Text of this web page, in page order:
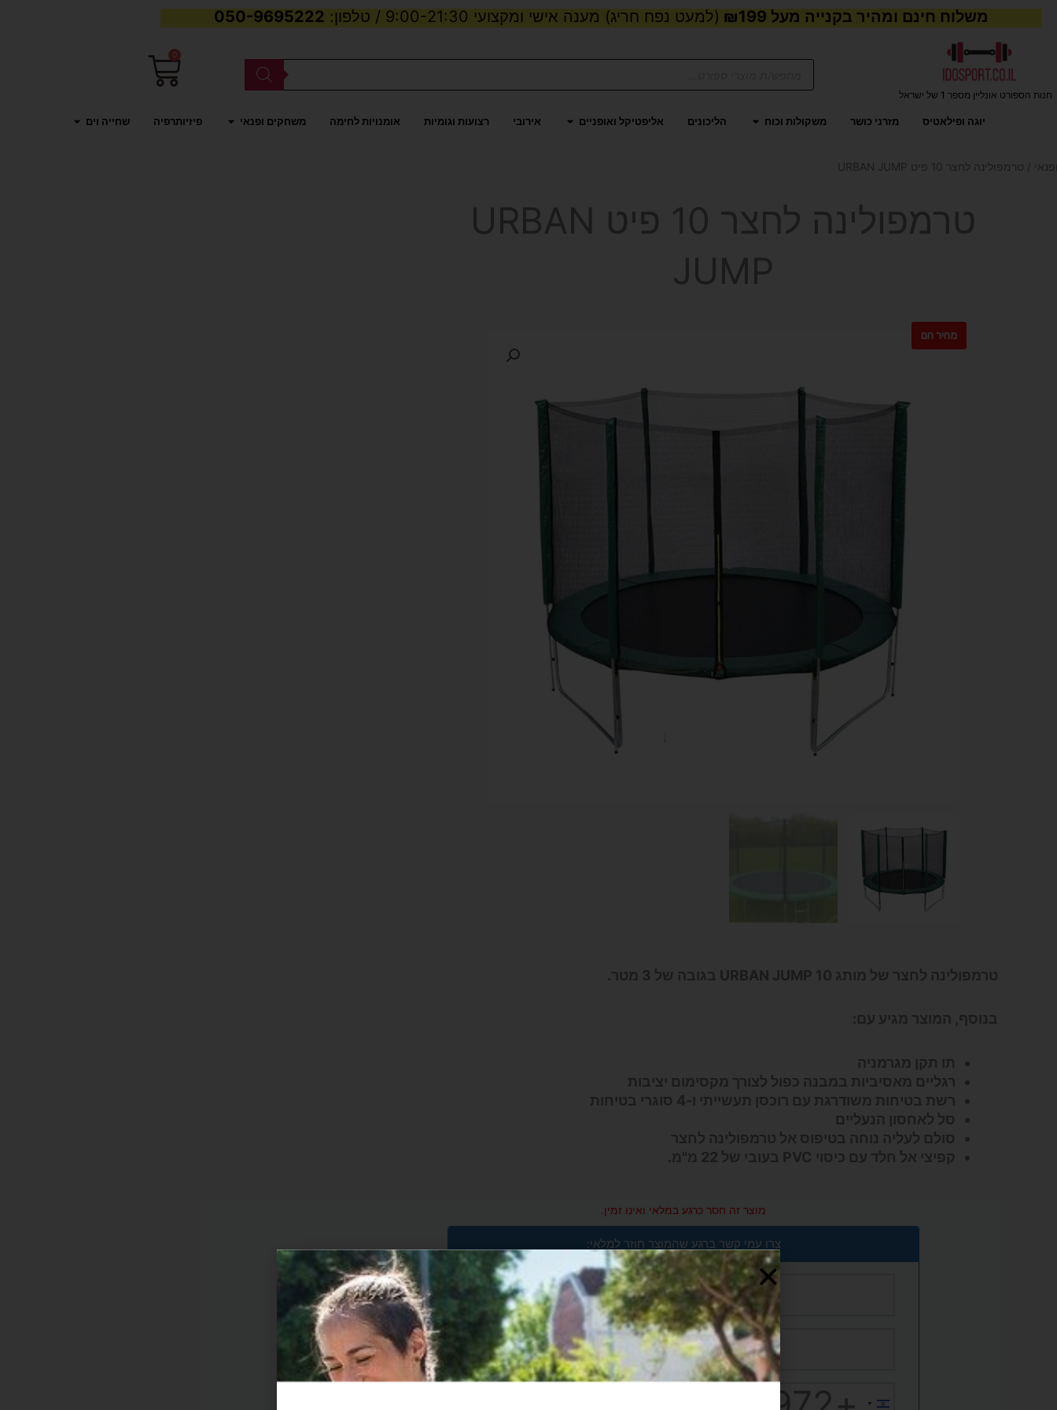
משלוח חינם ומהיר בקנייה מעל ₪199 (למעט נפח חריג) מענה אישי ומקצועי 9:00-21:30 / טלפון: 050-9695222
חנות הספורט אונליין מספר 1 של ישראל
Products
0
עגלת
יוגה ופילאטיס מזרני כושר משקולות וכוח פתח משקולות וכוח
הליכונים אליפטיקל ואופניים פתח אליפטיקל ואופניים
אירובי רצועות וגומיות אומנויות לחימה משחקים ופנאי פתח משחקים ופנאי
פיזיותרפיה שחייה וים פתח שחייה וים
/ טרמפולינה לחצר 10 פיט URBAN JUMP
טרמפולינה לחצר 10 פיט URBAN
JUMP
מחיר חם
טרמפולינה לחצר של מותג 10 URBAN JUMP בגובה של 3 מטר.
בנוסף, המוצר מגיע עם:
תו תקן מגרמניה
רגליים מאסיביות במבנה כפול לצורך מקסימום יציבות
רשת בטיחות משודרגת עם רוכסן תעשייתי ו-4 סוגרי בטיחות
סל לאחסון הנעליים
סולם לעליה נוחה בטיפוס אל טרמפולינה לחצר
קפיצי אל חלד עם כיסוי PVC בעובי של 22 מ"מ.
מוצר זה חסר כרגע במלאי ואינו זמין.
צרו עמי קשר ברגע שהמוצר חוזר למלאי: